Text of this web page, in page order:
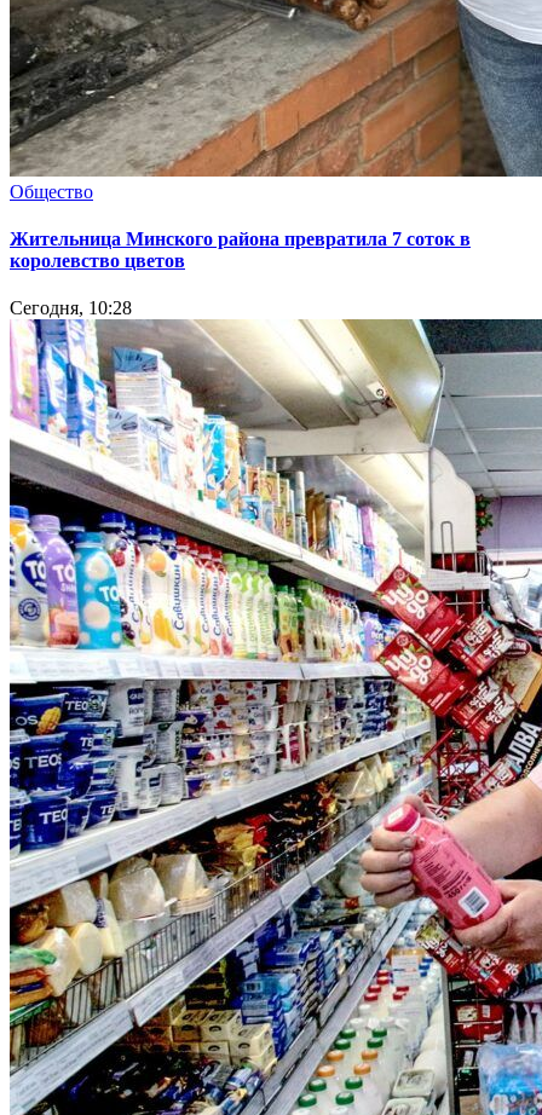
Общество
Жительница Минского района превратила 7 соток в
королевство цветов
Сегодня, 10:28